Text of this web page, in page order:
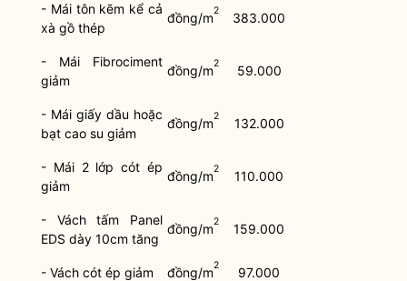
- Mái tôn kẽm kể cả
xà gồ thép
đồng/m2 383.000
- Mái Fibrociment
giảm
đồng/m2 59.000
- Mái giấy dầu hoặc
bạt cao su giảm
đồng/m2 132.000
- Mái 2 lớp cót ép
giảm
đồng/m2 110.000
- Vách tấm Panel
EDS dày 10cm tăng
đồng/m2 159.000
- Vách cót ép giảm đồng/m2 97.000